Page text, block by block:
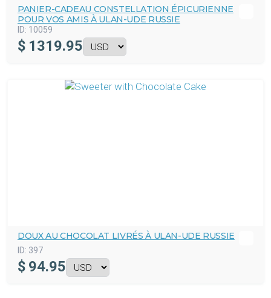
PANIER-CADEAU CONSTELLATION ÉPICURIENNE
POUR VOS AMIS À ULAN-UDE RUSSIE
ID: 10059
$ 1319.95
DOUX AU CHOCOLAT LIVRÉS À ULAN-UDE RUSSIE
ID: 397
$ 94.95